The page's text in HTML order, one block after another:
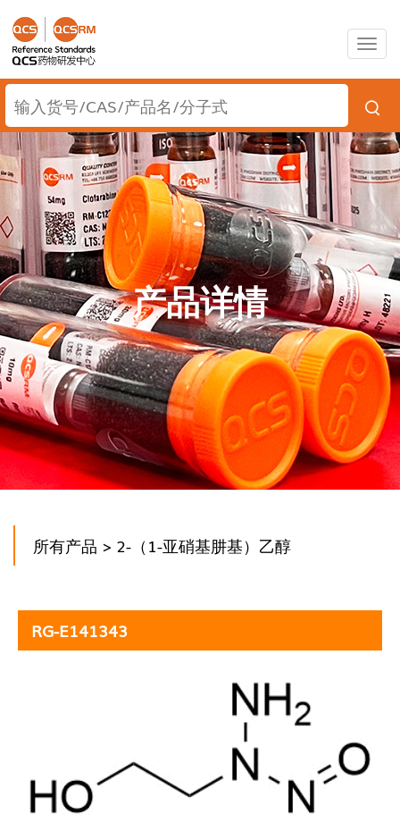
产品详情
所有产品 > 2-（1-亚硝基肼基）乙醇
RG-E141343